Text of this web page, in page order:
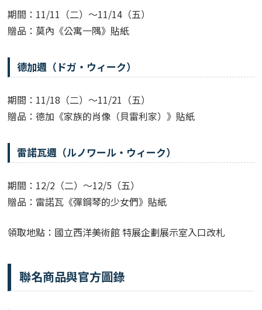
期間：11/11（二）～11/14（五）
贈品：莫內《公寓一隅》貼紙
德加週（ドガ・ウィーク）
期間：11/18（二）～11/21（五）
贈品：德加《家族的肖像（貝雷利家）》貼紙
雷諾瓦週（ルノワール・ウィーク）
期間：12/2（二）～12/5（五）
贈品：雷諾瓦《彈鋼琴的少女們》貼紙
領取地點：國立西洋美術館 特展企劃展示室入口改札
聯名商品與官方圖錄